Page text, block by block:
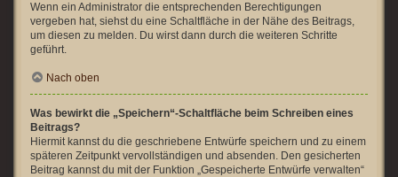
Wenn ein Administrator die entsprechenden Berechtigungen
vergeben hat, siehst du eine Schaltfläche in der Nähe des Beitrags,
um diesen zu melden. Du wirst dann durch die weiteren Schritte
geführt.
Nach oben
Was bewirkt die „Speichern“-Schaltfläche beim Schreiben eines
Beitrags?
Hiermit kannst du die geschriebene Entwürfe speichern und zu einem
späteren Zeitpunkt vervollständigen und absenden. Den gesicherten
Beitrag kannst du mit der Funktion „Gespeicherte Entwürfe verwalten“